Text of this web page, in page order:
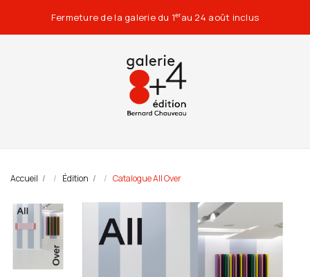
Fermeture de la galerie du 1erau 24 août inclus
Accueil Édition Catalogue All Over